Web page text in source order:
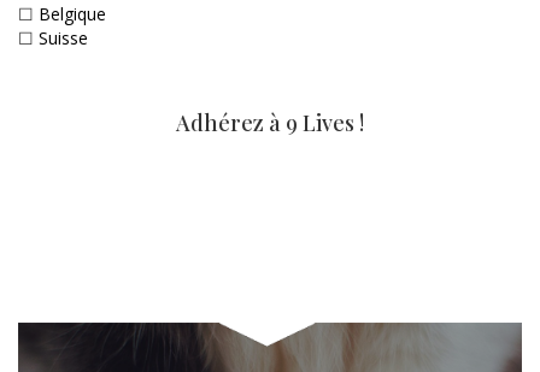
☐ Belgique
☐ Suisse
Adhérez à 9 Lives !